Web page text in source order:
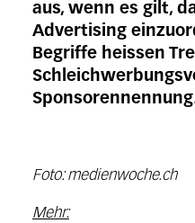
aus, wenn es gilt,
Advertising
Begriffe heissen
Foto: medienwoche.ch
Mehr: